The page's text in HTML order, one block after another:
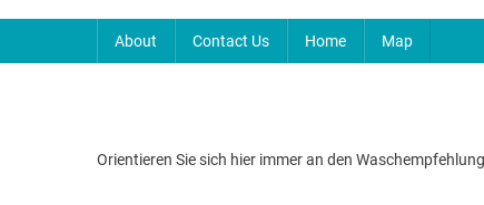
About Contact Us Home Map
Orientieren Sie sich hier immer an den